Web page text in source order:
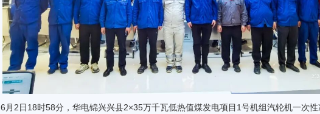
6月2日18时58分，华电锦兴兴县2×35万千瓦低热值煤发电项目1号机组汽轮机一次